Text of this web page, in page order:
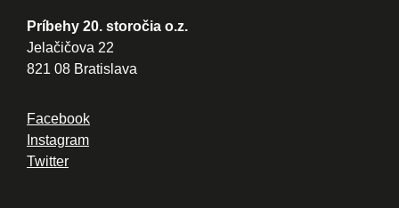
Príbehy 20. storočia o.z.
Jelačičova 22
821 08 Bratislava
Facebook
Instagram
Twitter